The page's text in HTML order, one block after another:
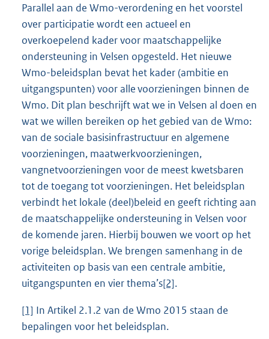
Parallel aan de Wmo-verordening en het voorstel
over participatie wordt een actueel en
overkoepelend kader voor maatschappelijke
ondersteuning in Velsen opgesteld. Het nieuwe
Wmo-beleidsplan bevat het kader (ambitie en
uitgangspunten) voor alle voorzieningen binnen de
Wmo. Dit plan beschrijft wat we in Velsen al doen en
wat we willen bereiken op het gebied van de Wmo:
van de sociale basisinfrastructuur en algemene
voorzieningen, maatwerkvoorzieningen,
vangnetvoorzieningen voor de meest kwetsbaren
tot de toegang tot voorzieningen. Het beleidsplan
verbindt het lokale (deel)beleid en geeft richting aan
de maatschappelijke ondersteuning in Velsen voor
de komende jaren. Hierbij bouwen we voort op het
vorige beleidsplan. We brengen samenhang in de
activiteiten op basis van een centrale ambitie,
uitgangspunten en vier thema’s[2].
[1] In Artikel 2.1.2 van de Wmo 2015 staan de
bepalingen voor het beleidsplan.